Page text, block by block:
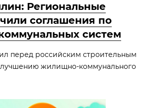
Региональные
соглашения по
систем
перед российским строительным
жилищно-коммунального